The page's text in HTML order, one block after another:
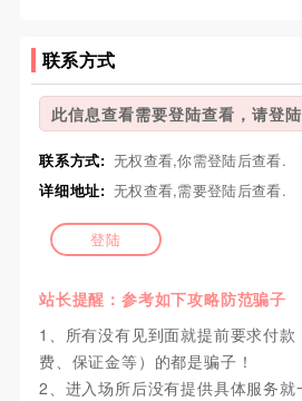
联系方式
此信息查看需要登陆查看，请登
联系方式: 无权查看,你需登陆后查看.
详细地址: 无权查看,需要登陆后查看.
登陆
站长提醒：参考如下攻略防范骗子
1、所有没有见到面就提前要求付
费、保证金等）的都是骗子！
2、进入场所后没有提供具体服务